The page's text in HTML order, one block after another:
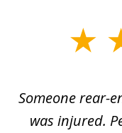
5
Someone rear-
was injured.